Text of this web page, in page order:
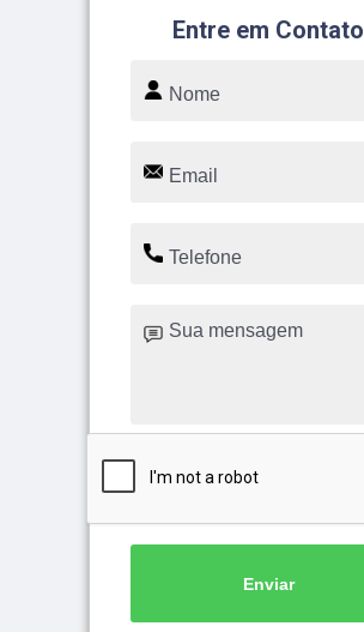
Entre em Contato
Enviar